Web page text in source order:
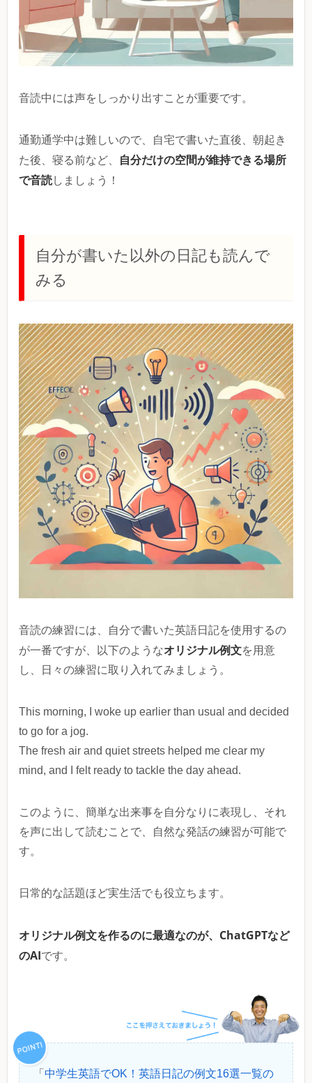
音読中には声をしっかり出すことが重要です。
通勤通学中は難しいので、自宅で書いた直後、朝起き
た後、寝る前など、
自分だけの空間が維持できる場所
で音読しましょう！
自分が書いた以外の日記も読んで
みる
音読の練習には、自分で書いた英語日記を使用するの
が一番ですが、以下のようなオリジナル例文を用意
し、日々の練習に取り入れてみましょう。
This morning, I woke up earlier than usual and decided
to go for a jog.
The fresh air and quiet streets helped me clear my
mind, and I felt ready to tackle the day ahead.
このように、簡単な出来事を自分なりに表現し、それ
を声に出して読むことで、自然な発話の練習が可能で
す。
日常的な話題ほど実生活でも役立ちます。
オリジナル例文を作るのに最適なのが、ChatGPTなど
のAIです。
「 中学生英語でOK！英語日記の例文16選一覧の